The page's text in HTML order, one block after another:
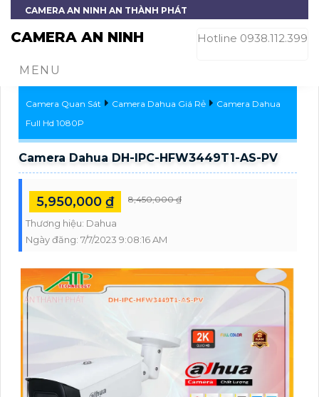
CAMERA AN NINH AN THÀNH PHÁT
CAMERA AN NINH Hotline 0938.112.399
MENU
Camera Quan Sát Camera Dahua Giá Rẻ
Camera Dahua
Full Hd 1080P
Camera Dahua DH-IPC-HFW3449T1-AS-PV
5,950,000 ₫ 8,450,000 ₫
Thương hiệu: Dahua
Ngày đăng: 7/7/2023 9:08:16 AM